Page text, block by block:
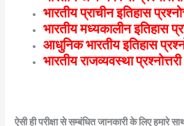
भारतीय प्राचीन इतिहास
भारतीय मध्यकालीन इतिहास
आधुनिक भारतीय इतिहास
भारतीय राजव्यवस्था प्रश्नोत्तरी
ऐसी ही परीक्षा से सम्बंधित जानकारी के लिए